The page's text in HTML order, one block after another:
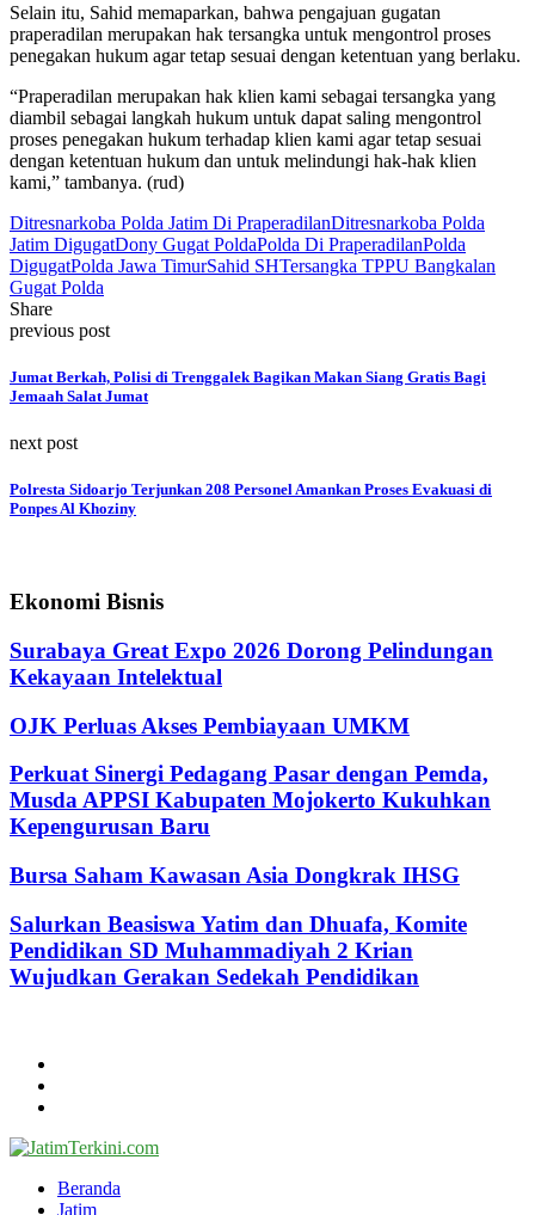
Selain itu, Sahid memaparkan, bahwa pengajuan gugatan
praperadilan merupakan hak tersangka untuk mengontrol proses
penegakan hukum agar tetap sesuai dengan ketentuan yang berlaku.
“Praperadilan merupakan hak klien kami sebagai tersangka yang
diambil sebagai langkah hukum untuk dapat saling mengontrol
proses penegakan hukum terhadap klien kami agar tetap sesuai
dengan ketentuan hukum dan untuk melindungi hak-hak klien
kami,” tambanya. (rud)
Ditresnarkoba Polda Jatim Di PraperadilanDitresnarkoba Polda
Jatim DigugatDony Gugat PoldaPolda Di PraperadilanPolda
DigugatPolda Jawa TimurSahid SHTersangka TPPU Bangkalan
Gugat Polda
Share
previous post
Jumat Berkah, Polisi di Trenggalek Bagikan Makan Siang Gratis Bagi
Jemaah Salat Jumat
next post
Polresta Sidoarjo Terjunkan 208 Personel Amankan Proses Evakuasi di
Ponpes Al Khoziny
Ekonomi Bisnis
Surabaya Great Expo 2026 Dorong Pelindungan
Kekayaan Intelektual
OJK Perluas Akses Pembiayaan UMKM
Perkuat Sinergi Pedagang Pasar dengan Pemda,
Musda APPSI Kabupaten Mojokerto Kukuhkan
Kepengurusan Baru
Bursa Saham Kawasan Asia Dongkrak IHSG
Salurkan Beasiswa Yatim dan Dhuafa, Komite
Pendidikan SD Muhammadiyah 2 Krian
Wujudkan Gerakan Sedekah Pendidikan
Beranda
Jatim